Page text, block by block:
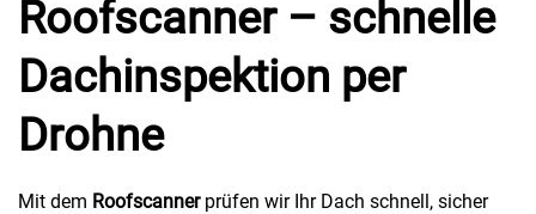
Roofscanner – schnelle
Dachinspektion per
Drohne
Mit dem Roofscannerprüfen wir Ihr Dach schnell, sicher